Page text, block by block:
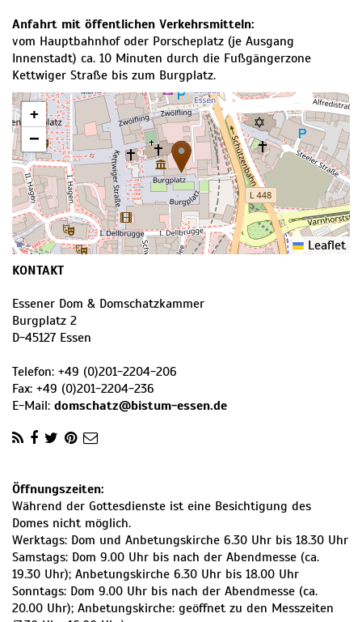
Anfahrt mit öffentlichen Verkehrsmitteln:
vom Hauptbahnhof oder Porscheplatz (je Ausgang
Innenstadt) ca. 10 Minuten durch die Fußgängerzone
Kettwiger Straße bis zum Burgplatz.
+
−
Leaflet
KONTAKT
Essener Dom & Domschatzkammer
Burgplatz 2
D-45127 Essen
Telefon: +49 (0)201-2204-206
Fax: +49 (0)201-2204-236
E-Mail: domschatz@bistum-essen.de
Öffnungszeiten:
Während der Gottesdienste ist eine Besichtigung des
Domes nicht möglich.
Werktags: Dom und Anbetungskirche 6.30 Uhr bis 18.30 Uhr
Samstags: Dom 9.00 Uhr bis nach der Abendmesse (ca.
19.30 Uhr); Anbetungskirche 6.30 Uhr bis 18.00 Uhr
Sonntags: Dom 9.00 Uhr bis nach der Abendmesse (ca.
20.00 Uhr); Anbetungskirche: geöffnet zu den Messzeiten